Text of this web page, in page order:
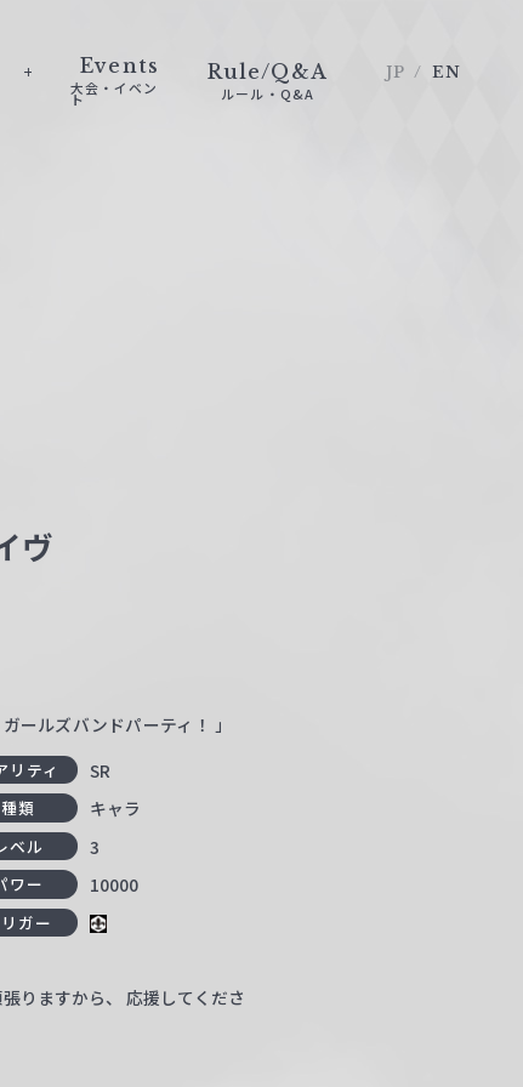
Events
大会・イベン
ト
Rule/Q&A
ルール・Q&A
JP EN
ヴ
ルズバンドパーティ！ 」
リティ SR
種類 キャラ
ベル 3
ワー 10000
リガー
りますから、 応援してくださ